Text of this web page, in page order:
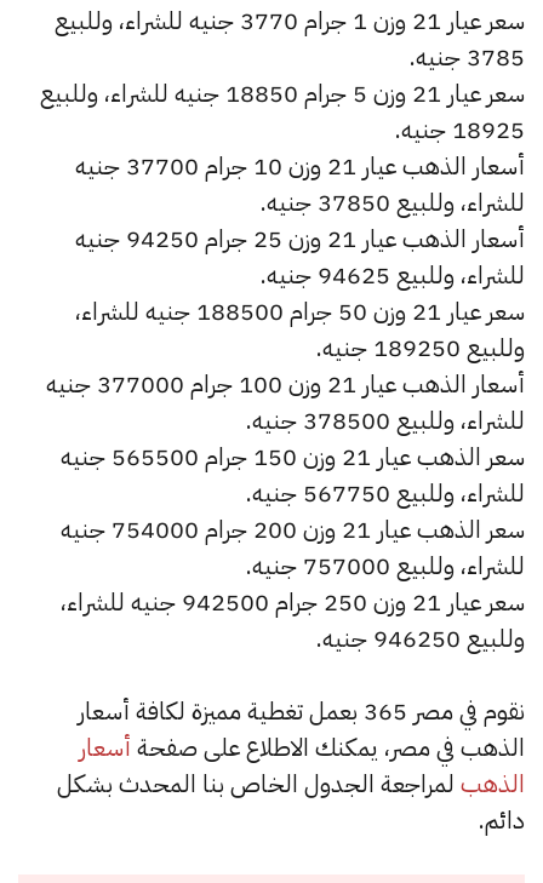
سعر عيار 21 وزن 1 جرام 3770 جنيه للشراء، وللبيع
3785 جنيه.
سعر عيار 21 وزن 5 جرام 18850 جنيه للشراء، وللبيع
18925 جنيه.
أسعار الذهب عيار 21 وزن 10 جرام 37700 جنيه
للشراء، وللبيع 37850 جنيه.
أسعار الذهب عيار 21 وزن 25 جرام 94250 جنيه
للشراء، وللبيع 94625 جنيه.
سعر عيار 21 وزن 50 جرام 188500 جنيه للشراء،
وللبيع 189250 جنيه.
أسعار الذهب عيار 21 وزن 100 جرام 377000 جنيه
للشراء، وللبيع 378500 جنيه.
سعر الذهب عيار 21 وزن 150 جرام 565500 جنيه
للشراء، وللبيع 567750 جنيه.
سعر الذهب عيار 21 وزن 200 جرام 754000 جنيه
للشراء، وللبيع 757000 جنيه.
سعر عيار 21 وزن 250 جرام 942500 جنيه للشراء،
وللبيع 946250 جنيه.
نقوم في مصر 365 بعمل تغطية مميزة لكافة أسعار
الذهب في مصر، يمكنك الاطلاع على صفحة أسعار
الذهب لمراجعة الجدول الخاص بنا المحدث بشكل
دائم.